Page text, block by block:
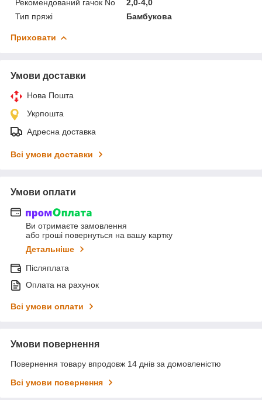
Рекомендований гачок No
2,0-4,0
Тип пряжі
Бамбукова
Приховати
Умови доставки
Нова Пошта
Укрпошта
Адресна доставка
Всі умови доставки
Умови оплати
Ви отримаєте замовлення
або гроші повернуться на вашу картку
Детальніше
Післяплата
Оплата на рахунок
Всі умови оплати
Умови повернення
Повернення товару впродовж 14 днів за домовленістю
Всі умови повернення